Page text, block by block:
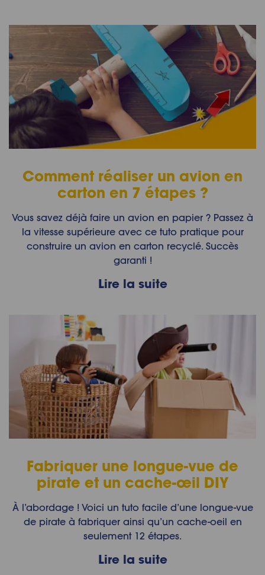
Comment réaliser un avion en
carton en 7 étapes ?
Vous savez déjà faire un avion en papier ? Passez à
la vitesse supérieure avec ce tuto pratique pour
construire un avion en carton recyclé. Succès
garanti !
Lire la suite
Fabriquer une longue-vue de
pirate et un cache-œil DIY
À l’abordage ! Voici un tuto facile d’une longue-vue
de pirate à fabriquer ainsi qu’un cache-oeil en
seulement 12 étapes.
Lire la suite